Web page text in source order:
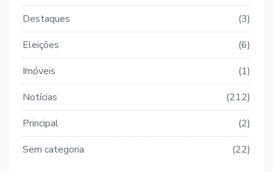
Destaques
3
Eleições
6
Imóveis
1
Notícias
212
Principal
2
Sem categoria
22